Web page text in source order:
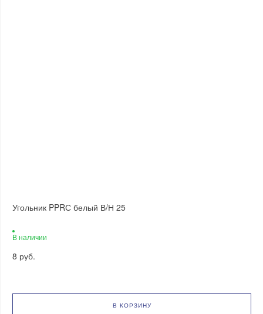
Угольник PPRС белый В/Н 25
В наличии
8 руб.
В КОРЗИНУ